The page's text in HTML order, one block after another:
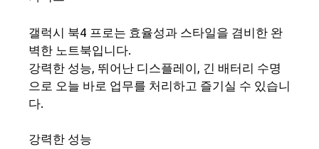
갤럭시 북4 프로는 효율성과 스타일을 겸비한 완
벽한 노트북입니다.
강력한 성능, 뛰어난 디스플레이, 긴 배터리 수명
으로 오늘 바로 업무를 처리하고 즐기실 수 있습니
다.
강력한 성능